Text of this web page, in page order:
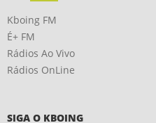
Kboing FM
É+ FM
Rádios Ao Vivo
Rádios OnLine
SIGA O KBOING